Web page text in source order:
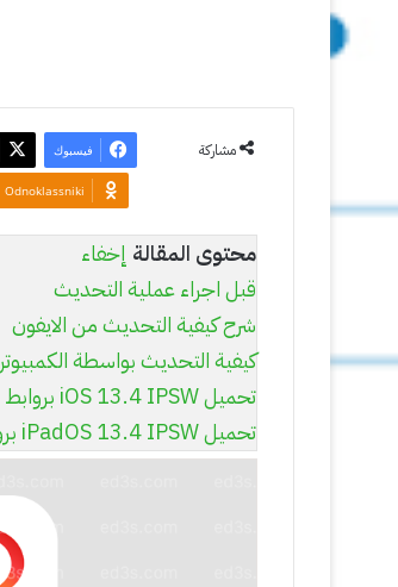
مشاركة فيسبوك
Odnoklassniki
محتوى المقالة إخفاء
قبل اجراء عملية التحديث
شرح كيفية التحديث من الايفون
كيفية التحديث بواسطة الكمبيوتر
تحميل iOS 13.4 IPSW بروابط مباشرة
تحميل iPadOS 13.4 IPSW بروابط مباشرة